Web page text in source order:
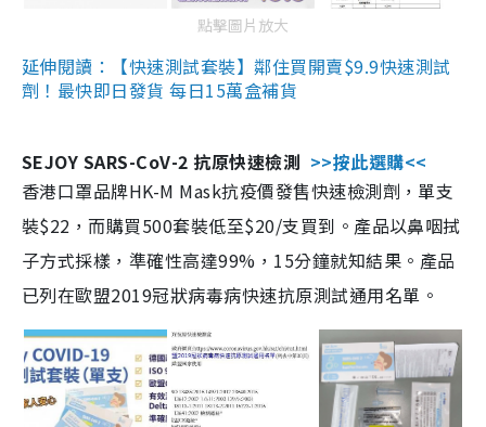
點擊圖片放大
延伸閱讀：【快速測試套裝】鄰住買開賣$9.9快速測試
劑！最快即日發貨 每日15萬盒補貨
SEJOY SARS-CoV-2 抗原快速檢測 >>按此選購<<
香港口罩品牌HK-M Mask抗疫價發售快速檢測劑，單支
裝$22，而購買500套裝低至$20/支買到。產品以鼻咽拭
子方式採樣，準確性高達99%，15分鐘就知結果。產品
已列在歐盟2019冠狀病毒病快速抗原測試通用名單。